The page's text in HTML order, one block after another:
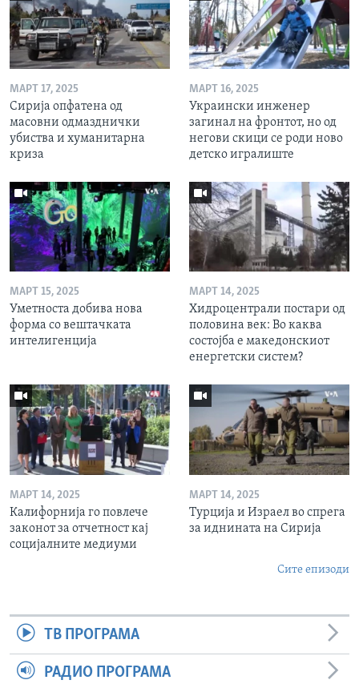
МАРТ 17, 2025
Сирија опфатена од
масовни одмазднички
убиства и хуманитарна
криза
МАРТ 16, 2025
Украински инженер
загинал на фронтот, но од
негови скици се роди ново
детско игралиште
МАРТ 15, 2025
Уметноста добива нова
форма со вештачката
интелигенција
МАРТ 14, 2025
Хидроцентрали постари од
половина век: Во каква
состојба е македонскиот
енергетски систем?
МАРТ 14, 2025
Калифорнија го повлече
законот за отчетност кај
социјалните медиуми
МАРТ 14, 2025
Турција и Израел во спрега
за иднината на Сирија
Сите епизоди
ТВ ПРОГРАМА
РАДИО ПРОГРАМА